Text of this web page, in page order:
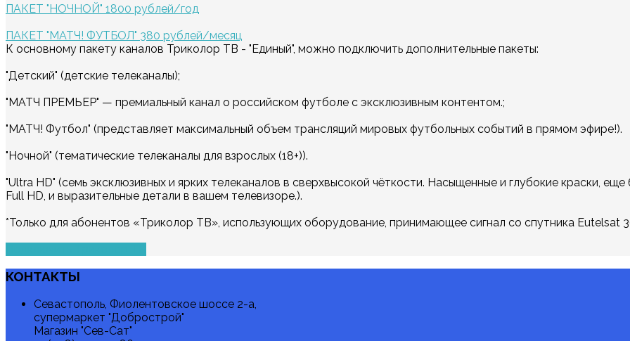
ПАКЕТ "НОЧНОЙ" 1800 рублей/год
ПАКЕТ "МАТЧ! ФУТБОЛ" 380 рублей/месяц
К основному пакету каналов Триколор ТВ - "Единый", можно подключить дополнительные пакеты:
"Детский" (детские телеканалы);
"МАТЧ ПРЕМЬЕР" — премиальный канал о российском футболе с эксклюзивным контентом.;
"МАТЧ! Футбол" (представляет максимальный объем трансляций мировых футбольных событий в прямом эфире!).
"Ночной" (тематические телеканалы для взрослых (18+)).
"Ultra HD" (семь эксклюзивных и ярких телеканалов в сверхвысокой чёткости. Насыщенные и глубокие краски,
Full HD, и выразительные детали в вашем телевизоре.).
*Только для абонентов «Триколор ТВ», использующих оборудование, принимающее сигнал со спутника Eutelsat
КОНТАКТЫ
Севастополь, Фиолентовское шоссе 2-а,
супермаркет "Добрострой"
Магазин "Сев-Сат"